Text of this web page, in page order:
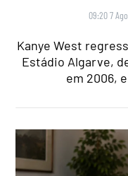
09:20 7
Kanye West
Estádio Algarve,
em 2006,